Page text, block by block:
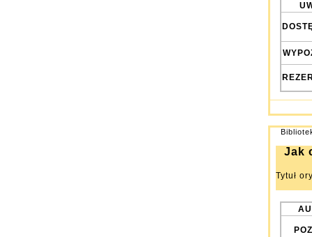
Jak
Tytuł